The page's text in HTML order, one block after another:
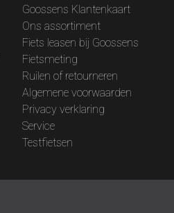
Goossens Klantenkaart
Ons assortiment
Fiets leasen bij Goossens
Fietsmeting
Ruilen of retourneren
Algemene voorwaarden
Privacy verklaring
Service
Testfietsen